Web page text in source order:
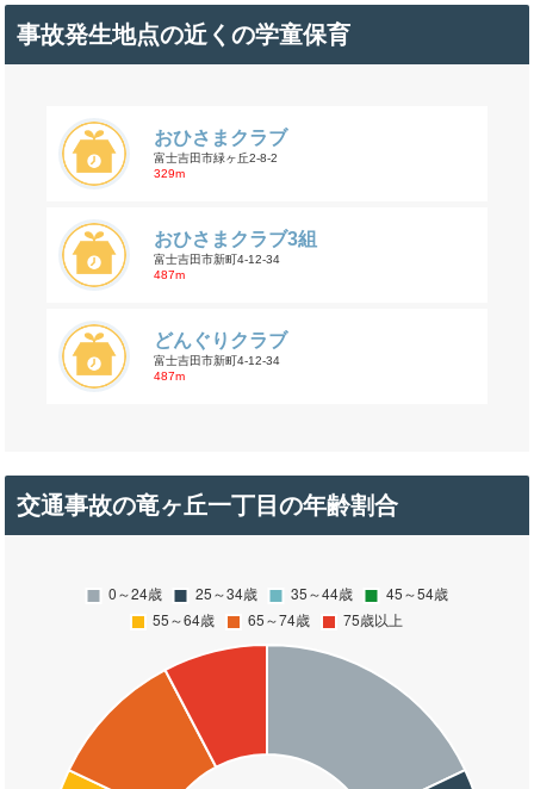
事故発生地点の近くの学童保育
おひさまクラブ
富士吉田市緑ヶ丘2-8-2
329m
おひさまクラブ3組
富士吉田市新町4-12-34
487m
どんぐりクラブ
富士吉田市新町4-12-34
487m
交通事故の竜ヶ丘一丁目の年齢割合